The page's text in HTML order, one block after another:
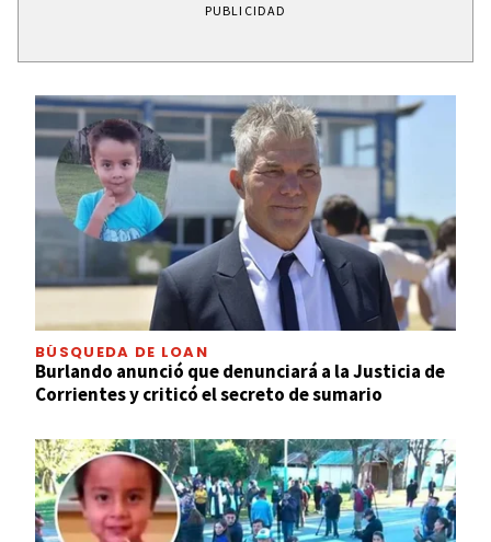
PUBLICIDAD
BÚSQUEDA DE LOAN
Burlando anunció que denunciará a la Justicia de
Corrientes y criticó el secreto de sumario